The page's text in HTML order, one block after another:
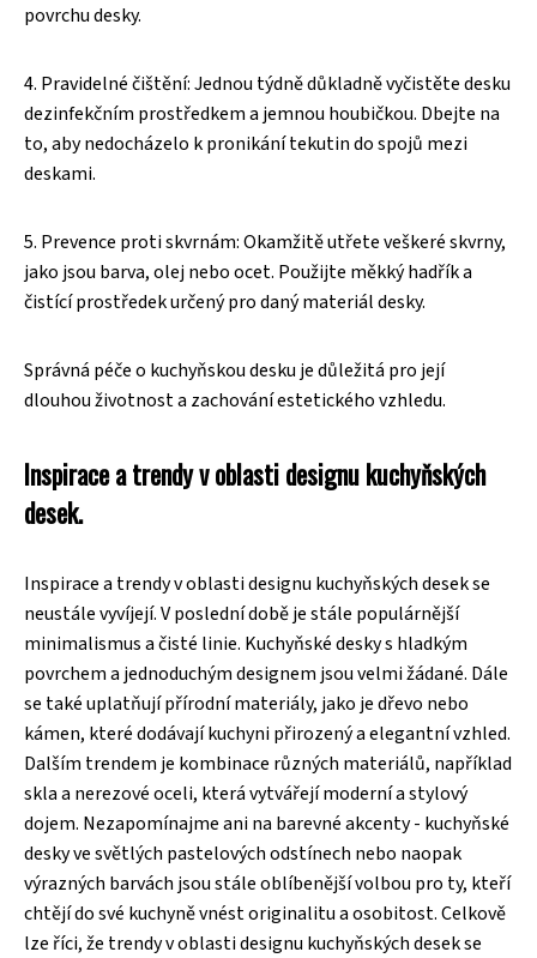
povrchu desky.
4. Pravidelné čištění: Jednou týdně důkladně vyčistěte desku
dezinfekčním prostředkem a jemnou houbičkou. Dbejte na
to, aby nedocházelo k pronikání tekutin do spojů mezi
deskami.
5. Prevence proti skvrnám: Okamžitě utřete veškeré skvrny,
jako jsou barva, olej nebo ocet. Použijte měkký hadřík a
čistící prostředek určený pro daný materiál desky.
Správná péče o kuchyňskou desku je důležitá pro její
dlouhou životnost a zachování estetického vzhledu.
Inspirace a trendy v oblasti designu kuchyňských
desek.
Inspirace a trendy v oblasti designu kuchyňských desek se
neustále vyvíjejí. V poslední době je stále populárnější
minimalismus a čisté linie. Kuchyňské desky s hladkým
povrchem a jednoduchým designem jsou velmi žádané. Dále
se také uplatňují přírodní materiály, jako je dřevo nebo
kámen, které dodávají kuchyni přirozený a elegantní vzhled.
Dalším trendem je kombinace různých materiálů, například
skla a nerezové oceli, která vytvářejí moderní a stylový
dojem. Nezapomínajme ani na barevné akcenty - kuchyňské
desky ve světlých pastelových odstínech nebo naopak
výrazných barvách jsou stále oblíbenější volbou pro ty, kteří
chtějí do své kuchyně vnést originalitu a osobitost. Celkově
lze říci, že trendy v oblasti designu kuchyňských desek se